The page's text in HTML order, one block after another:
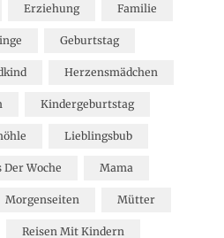
Erziehung Familie
Geburtstag
Herzensmädchen
Kindergeburtstag
Lieblingsbub
Woche Mama
Morgenseiten Mütter
Reisen Mit Kindern